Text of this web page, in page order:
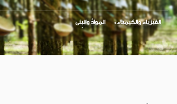
الفيزياء والكيمياء الموادّ والبِنى